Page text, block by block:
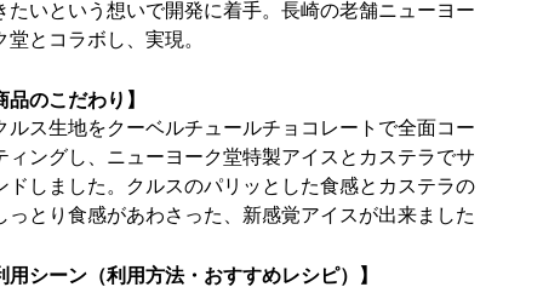
たいという想いで開発に着手。長崎の老舗ニューヨー
堂とコラボし、実現。
品のこだわり】
ルス生地をクーベルチュールチョコレートで全面コー
ィングし、ニューヨーク堂特製アイスとカステラでサ
ドしました。クルスのパリッとした食感とカステラの
っとり食感があわさった、新感覚アイスが出来ました
用シーン（利用方法・おすすめレシピ）】